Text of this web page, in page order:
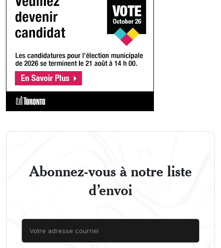
Abonnez-vous à notre liste
d’envoi